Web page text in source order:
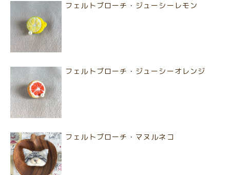
フェルトブローチ・ジューシーレモン
フェルトブローチ・ジューシーオレンジ
フェルトブローチ・マヌルネコ